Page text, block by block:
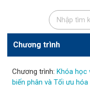
Chương trình
Chương trình: Khóa học
biến phân và Tối ưu hóa